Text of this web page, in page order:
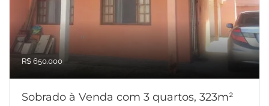
R$ 650.000
Sobrado à Venda com 3 quartos, 323m²